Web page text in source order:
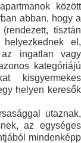
között
abban, hogy a
tisztán
el,
ingatlan vagy
kategóriájú
kisgyermekes
helyen keresők
utaznak,
az egységes
mindenképp